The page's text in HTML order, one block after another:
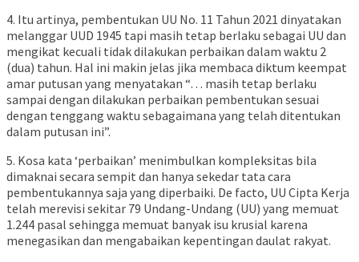
4. Itu artinya, pembentukan UU No. 11 Tahun 2021 dinyatakan
melanggar UUD 1945 tapi masih tetap berlaku sebagai UU dan
mengikat kecuali tidak dilakukan perbaikan dalam waktu 2
(dua) tahun. Hal ini makin jelas jika membaca diktum keempat
amar putusan yang menyatakan “… masih tetap berlaku
sampai dengan dilakukan perbaikan pembentukan sesuai
dengan tenggang waktu sebagaimana yang telah ditentukan
dalam putusan ini”.
5. Kosa kata ‘perbaikan’ menimbulkan kompleksitas bila
dimaknai secara sempit dan hanya sekedar tata cara
pembentukannya saja yang diperbaiki. De facto, UU Cipta Kerja
telah merevisi sekitar 79 Undang-Undang (UU) yang memuat
1.244 pasal sehingga memuat banyak isu krusial karena
menegasikan dan mengabaikan kepentingan daulat rakyat.